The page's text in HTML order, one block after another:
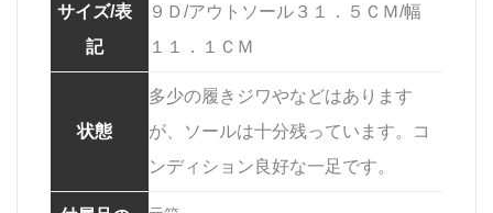
サイズ/表
記
９Ｄ/アウトソール３１．５ＣＭ/幅
１１．１ＣＭ
状態
多少の履きジワやなどはあります
が、ソールは十分残っています。コ
ンディション良好な一足です。